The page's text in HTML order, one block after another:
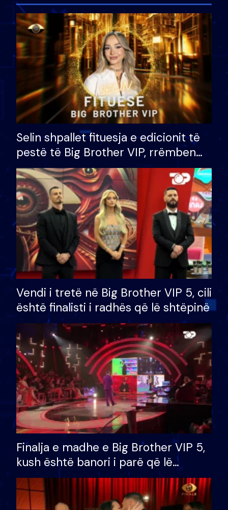
Selin shpallet fituesja e edicionit të
pestë të Big Brother VIP, rrëmben
çmimin e madh prej 100 mijë eurosh
Vendi i tretë në Big Brother VIP 5, cili
është finalisti i radhës që lë shtëpinë
Finalja e madhe e Big Brother VIP 5,
kush është banori i parë që lë
shtëpinë dhe humb mundësinë për
të fituar çmimin e madh